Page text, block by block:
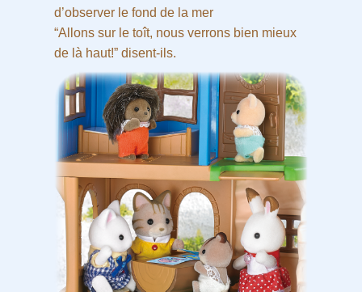
d’observer le fond de la mer
“Allons sur le toît, nous verrons bien mieux
de là haut!” disent-ils.